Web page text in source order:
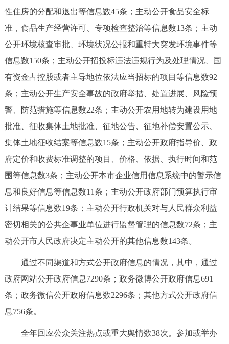
性住房的分配和退出等信息数45条；主动公开食品安全标
准，食品生产经营许可、专项检查整治等信息数13条；主动
公开环境核查审批、环境状况公报和重特大突发环境事件等
信息数150条；主动公开招投标违法违规行为及处理情况、国
有资金占控股或者主导地位依法应当招标的项目等信息数92
条；主动公开生产安全事故的政府举措、处置进展、风险预
警、防范措施等信息数22条；主动公开农用地转为建设用地
批准、征收集体土地批准、征地公告、征地补偿安置公示、
集体土地征收结案等信息数15条；主动公开政府指导价、政
府定价和收费标准调整的项目、价格、依据、执行时间和范
围等信息数3条；主动公开本市企业信用信息系统中的警示信
息和良好信息等信息数11条；主动公开政府部门预算执行审
计结果等信息数19条；主动公开行政机关对与人民群众利益
密切相关的公共企事业单位进行监督管理的信息数72条；主
动公开市人民政府决定主动公开的其他信息数143条。
通过不同渠道和方式公开政府信息的情况，其中，通过
政府网站公开政府信息7290条；政务微博公开政府信息691
条；政务微信公开政府信息数2296条；其他方式公开政府信
息756条。
全年回应公众关注热点或重大舆情数38次。参加或举办